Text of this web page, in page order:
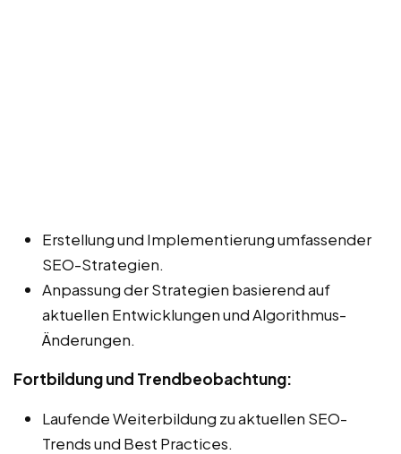
Erstellung und Implementierung umfassender
SEO-Strategien.
Anpassung der Strategien basierend auf
aktuellen Entwicklungen und Algorithmus-
Änderungen.
Fortbildung und Trendbeobachtung:
Laufende Weiterbildung zu aktuellen SEO-
Trends und Best Practices.